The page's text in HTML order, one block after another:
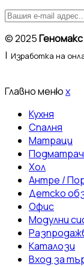
© 2025Геномакс
| Изработка на
Главно менюx
Кухня
Спалня
Матраци
Хол
Антре /
Детско
Офис
Модулни
Каталози
Вход за